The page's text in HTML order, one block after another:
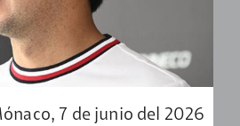
7 de junio del 2026